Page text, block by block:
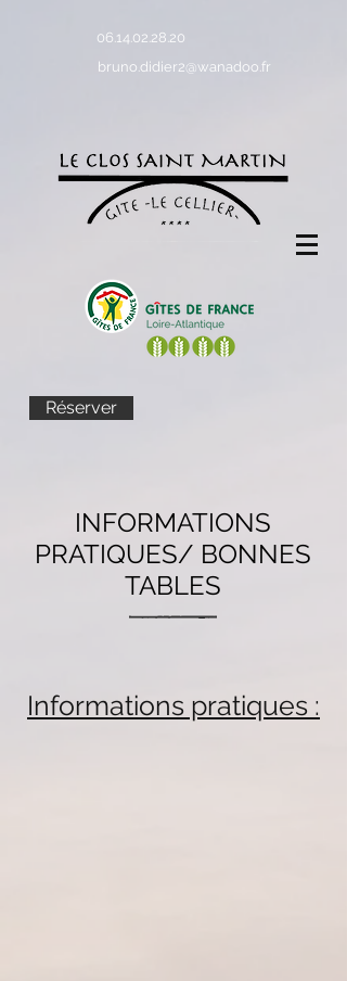
06.14.02.28.20
bruno.didier2@wanadoo.fr
Réserver
INFORMATIONS
PRATIQUES/ BONNES
TABLES
Informations pratiques :